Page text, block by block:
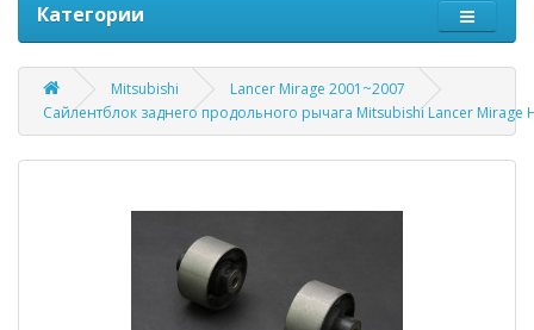
Категории
Mitsubishi
Lancer Mirage 2001~2007
Сайлентблок заднего продольного рычага Mitsubishi Lancer Mirage